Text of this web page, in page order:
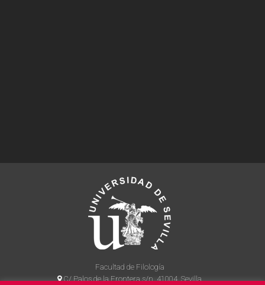
Facultad de Filología
C/ Palos de la Frontera s/n, 41004, Sevilla